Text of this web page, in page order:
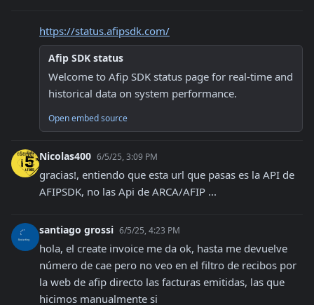
https://status.afipsdk.com/
Afip SDK status
Welcome to Afip SDK status page for real-time and
historical data on system performance.
Open embed source
Nicolas400 6/5/25, 3:09 PM
gracias!, entiendo que esta url que pasas es la API de
AFIPSDK, no las Api de ARCA/AFIP ...
santiago grossi 6/5/25, 4:23 PM
hola, el create invoice me da ok, hasta me devuelve
número de cae pero no veo en el filtro de recibos por
la web de afip directo las facturas emitidas, las que
hicimos manualmente si